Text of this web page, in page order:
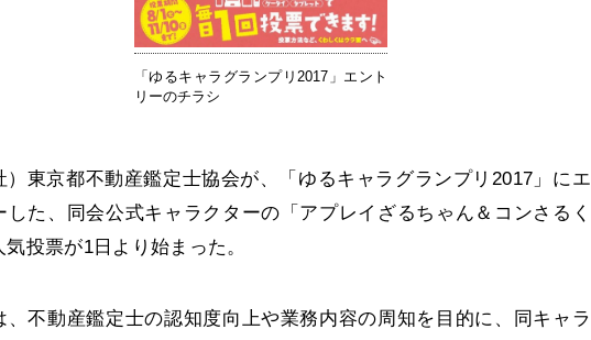
「ゆるキャラグランプリ2017」エント
リーのチラシ
東京都不動産鑑定士協会が、「ゆるキャラグランプリ2017」にエ
した、同会公式キャラクターの「アプレイざるちゃん＆コンさるく
気投票が1日より始まった。
不動産鑑定士の認知度向上や業務内容の周知を目的に、同キャラ